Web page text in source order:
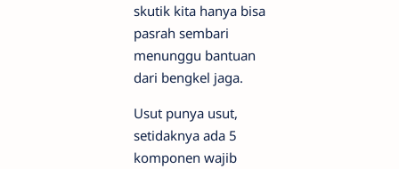
skutik kita hanya bisa
pasrah sembari
menunggu bantuan
dari bengkel jaga.
Usut punya usut,
setidaknya ada 5
komponen wajib